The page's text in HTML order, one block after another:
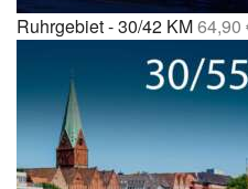
Ruhrgebiet - 30/42 KM64,90